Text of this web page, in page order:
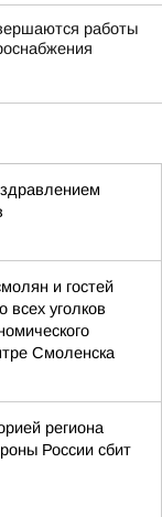
работы
и гостей
всех уголков
Смоленска
региона
России сбит